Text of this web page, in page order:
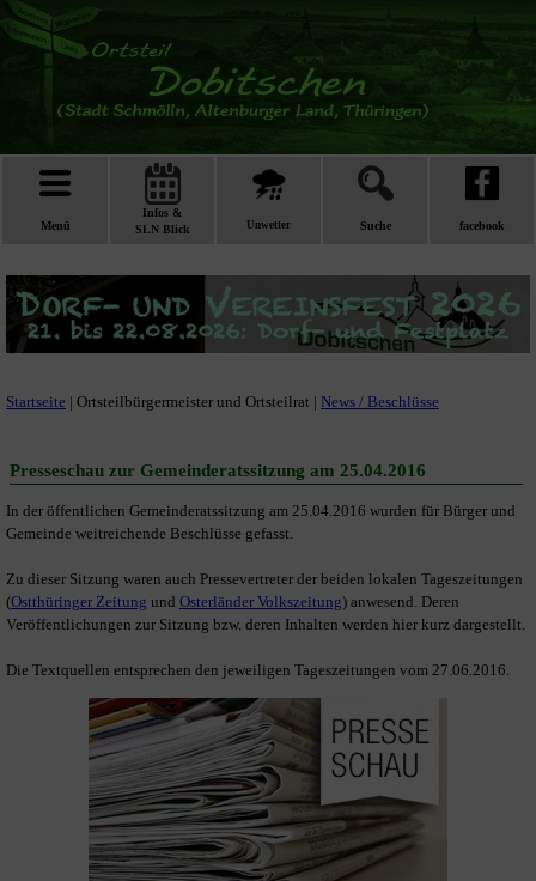
Menü
Infos &
SLN Blick
Unwetter Suche facebook
Startseite | Ortsteilbürgermeister und Ortsteilrat | News / Beschlüsse
Presseschau zur Gemeinderatssitzung am 25.04.2016
In der öffentlichen Gemeinderatssitzung am 25.04.2016 wurden für Bürger und
Gemeinde weitreichende Beschlüsse gefasst.
Zu dieser Sitzung waren auch Pressevertreter der beiden lokalen Tageszeitungen
(Ostthüringer Zeitung und Osterländer Volkszeitung) anwesend. Deren
Veröffentlichungen zur Sitzung bzw. deren Inhalten werden hier kurz dargestellt.
Die Textquellen entsprechen den jeweiligen Tageszeitungen vom 27.06.2016.